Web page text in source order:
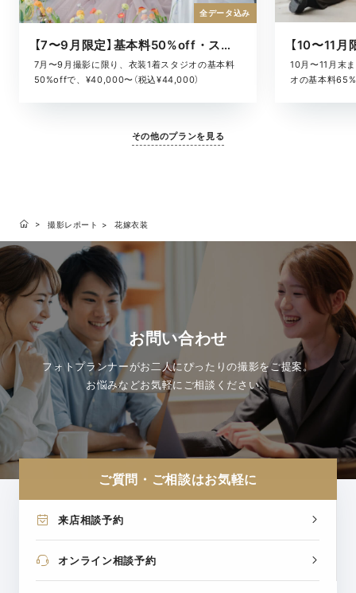
【7〜9月限定】基本料50%off・スタジオキャンペーン
7月〜9月撮影に限り、衣装1着スタジオの基本料
50%offで、¥40,000〜（税込¥44,000）
全データ込み
10月〜11月末
オの基本料
その他のプランを見る
撮影レポート 花嫁衣装
お問い合わせ
フォトプランナーがお二人にぴったりの撮影をご提案。
お悩みなどお気軽にご相談ください。
ご質問・ご相談はお気軽に
来店相談予約
オンライン相談予約